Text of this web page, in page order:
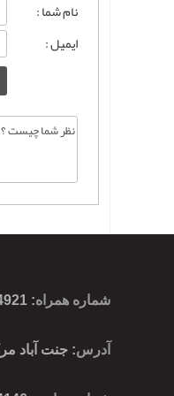
نام شما :
ایمیل :
شماره همراه:
آدرس: جنت آباد